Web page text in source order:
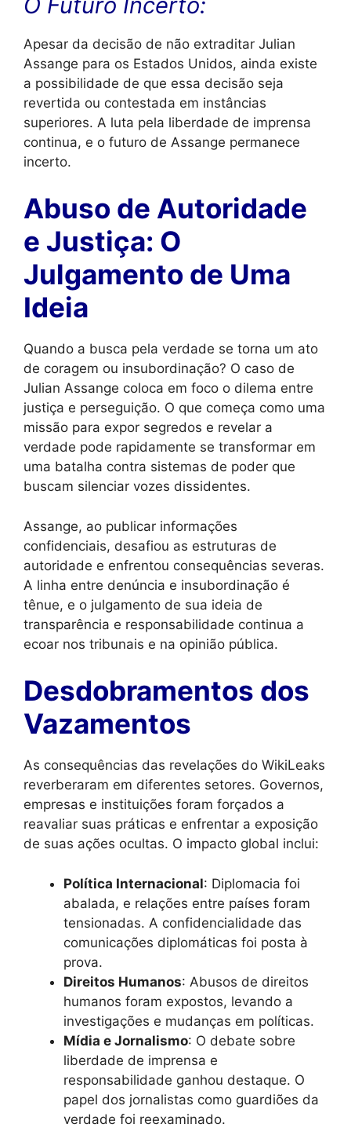
Apesar da decisão de não extraditar Julian
Assange para os Estados Unidos, ainda existe
a possibilidade de que essa decisão seja
revertida ou contestada em instâncias
superiores. A luta pela liberdade de imprensa
continua, e o futuro de Assange permanece
incerto.
Abuso de Autoridade
e Justiça: O
Julgamento de Uma
Ideia
Quando a busca pela verdade se torna um ato
de coragem ou insubordinação? O caso de
Julian Assange coloca em foco o dilema entre
justiça e perseguição. O que começa como uma
missão para expor segredos e revelar a
verdade pode rapidamente se transformar em
uma batalha contra sistemas de poder que
buscam silenciar vozes dissidentes.
Assange, ao publicar informações
confidenciais, desafiou as estruturas de
autoridade e enfrentou consequências severas.
A linha entre denúncia e insubordinação é
tênue, e o julgamento de sua ideia de
transparência e responsabilidade continua a
ecoar nos tribunais e na opinião pública.
Desdobramentos dos
Vazamentos
As consequências das revelações do WikiLeaks
reverberaram em diferentes setores. Governos,
empresas e instituições foram forçados a
reavaliar suas práticas e enfrentar a exposição
de suas ações ocultas. O impacto global inclui:
Política Internacional: Diplomacia foi
abalada, e relações entre países foram
tensionadas. A confidencialidade das
comunicações diplomáticas foi posta à
prova.
Direitos Humanos: Abusos de direitos
humanos foram expostos, levando a
investigações e mudanças em políticas.
Mídia e Jornalismo: O debate sobre
liberdade de imprensa e
responsabilidade ganhou destaque. O
papel dos jornalistas como guardiões da
verdade foi reexaminado.